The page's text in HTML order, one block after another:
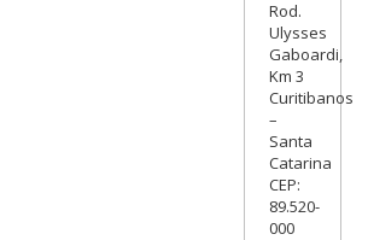
Rod.
Ulysses
Gaboardi,
Km 3
Curitibanos
–
Santa
Catarina
CEP:
89.520-
000